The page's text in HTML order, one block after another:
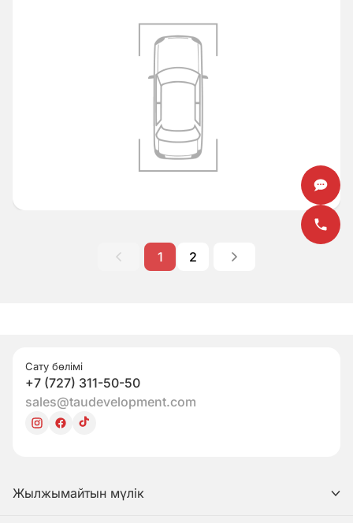
1 2
Сату бөлімі
+7 (727) 311-50-50
sales@taudevelopment.com
Жылжымайтын мүлік